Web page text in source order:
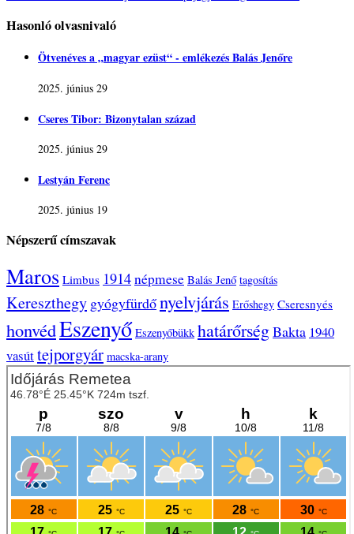
Hasonló olvasnivaló
Ötvenéves a „magyar ezüst“ - emlékezés Balás Jenőre
2025. június 29
Cseres Tibor: Bizonytalan század
2025. június 29
Lestyán Ferenc
2025. június 19
Népszerű címszavak
Maros Limbus 1914népmese Balás Jenő tagosítás
Kereszthegy gyógyfürdőnyelvjárás Erőshegy Cseresnyés
honvédEszenyő Eszenyőbükk határőrségBakta 1940
vasúttejporgyár macska-arany